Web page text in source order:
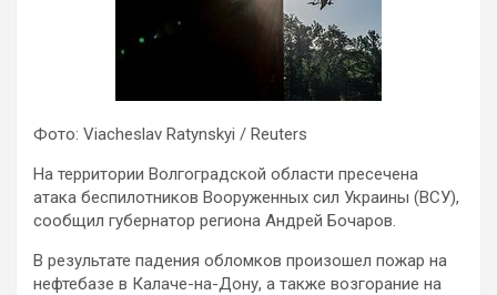
Фото: Viacheslav Ratynskyi / Reuters
На территории Волгоградской области пресечена
атака беспилотников Вооруженных сил Украины (ВСУ),
сообщил губернатор региона Андрей Бочаров.
В результате падения обломков произошел пожар на
нефтебазе в Калаче-на-Дону, а также возгорание на